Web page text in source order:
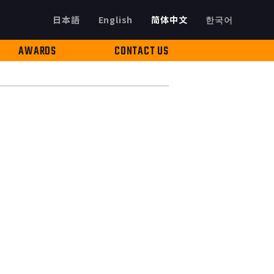
日本語 한국어
English 简体中文
AWARDS CONTACT US